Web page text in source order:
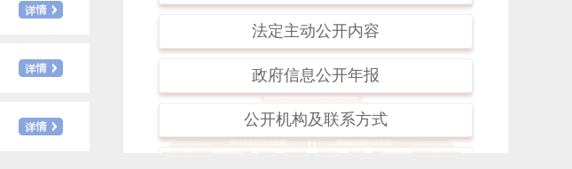
我区开展“反邪拒毒防电诈，禁飞护路进万
家”主题宣讲进社区活动
法定主动公开内容
政府信息公开年报
公开机构及联系方式